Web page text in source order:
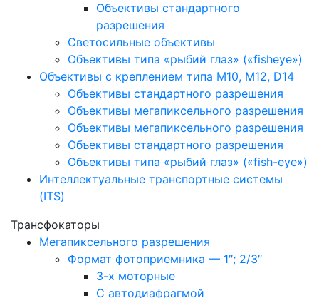
Объективы стандартного
разрешения
Светосильные объективы
Объективы типа «рыбий глаз» («fisheye»)
Объективы с креплением типа M10, M12, D14
Объективы стандартного разрешения
Объективы мегапиксельного разрешения
Объективы мегапиксельного разрешения
Объективы стандартного разрешения
Объективы типа «рыбий глаз» («fish-eye»)
Интеллектуальные транспортные системы
(ITS)
Трансфокаторы
Мегапиксельного разрешения
Формат фотоприемника — 1″; 2/3″
3-х моторные
С автодиафрагмой